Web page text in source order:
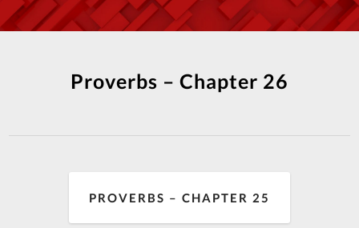
Proverbs – Chapter 26
PROVERBS – CHAPTER 25